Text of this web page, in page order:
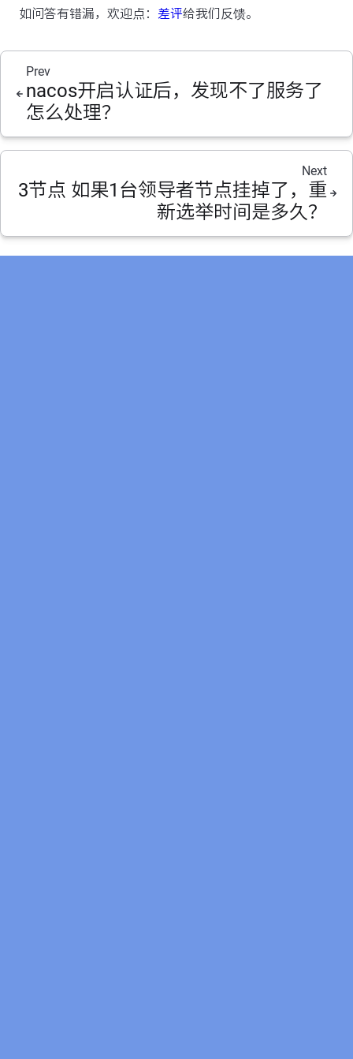
如问答有错漏，欢迎点： 差评给我们反馈。
Prev
nacos开启认证后，发现不了服务了
怎么处理？
Next
3节点 如果1台领导者节点挂掉了，重
新选举时间是多久？